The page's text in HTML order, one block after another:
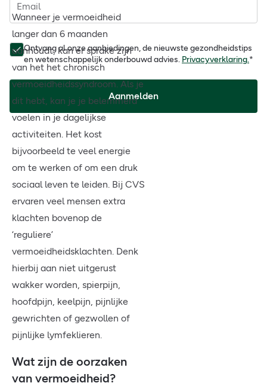
Wanneer je vermoeidheid
langer dan 6 maanden
aanhoudt, kan er sprake zijn
van het het chronisch
vermoeidheidssyndroom. Als je
dit hebt, kan je je belemmerd
voelen in je dagelijkse
activiteiten. Het kost
bijvoorbeeld te veel energie
om te werken of om een druk
sociaal leven te leiden. Bij CVS
ervaren veel mensen extra
klachten bovenop de
‘reguliere’
vermoeidheidsklachten. Denk
hierbij aan niet uitgerust
wakker worden, spierpijn,
hoofdpijn, keelpijn, pijnlijke
gewrichten of gezwollen of
pijnlijke lymfeklieren.
Wat zijn de oorzaken
van vermoeidheid?
Email
Ontvang al onze aanbiedingen, de nieuwste gezondheidstips
en wetenschappelijk onderbouwd advies. Privacyverklaring.*
Aanmelden